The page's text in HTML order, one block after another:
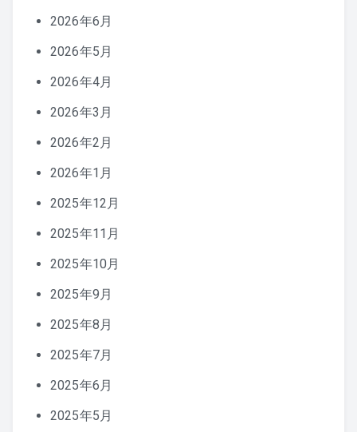
2026年6月
2026年5月
2026年4月
2026年3月
2026年2月
2026年1月
2025年12月
2025年11月
2025年10月
2025年9月
2025年8月
2025年7月
2025年6月
2025年5月